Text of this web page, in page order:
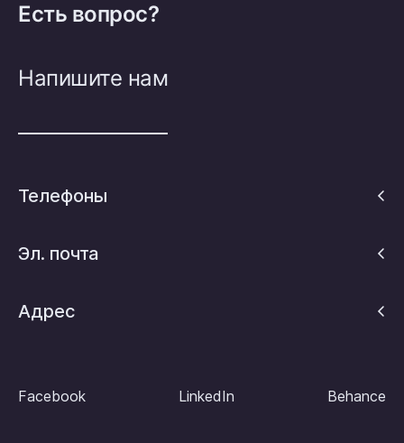
Есть вопрос?
Напишите нам
Телефоны
Эл. почта
Адрес
Facebook LinkedIn Behance